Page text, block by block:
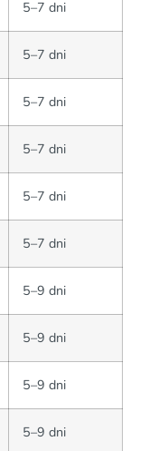
5–7 dni
5–7 dni
5–7 dni
5–7 dni
5–7 dni
5–7 dni
5–9 dni
5–9 dni
5–9 dni
5–9 dni